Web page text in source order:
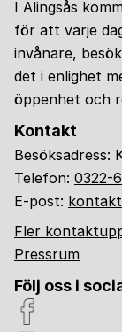
I Alingsås
för att varje
invånare,
det i enlighet
öppenhet och
Kontakt
Besöksadress:
Telefon: 0322-
E-post:
Fler
Pressrum
Följ oss i